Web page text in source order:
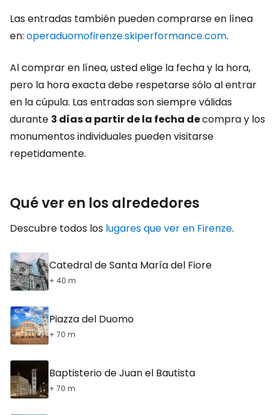
Las entradas también pueden comprarse en línea
en: operaduomofirenze.skiperformance.com.
Al comprar en línea, usted elige la fecha y la hora,
pero la hora exacta debe respetarse sólo al entrar
en la cúpula. Las entradas son siempre válidas
durante 3 días a partir de la fecha decompra y los
monumentos individuales pueden visitarse
repetidamente.
Qué ver en los alrededores
Descubre todos los lugares que ver en Firenze.
Catedral de Santa María del Fiore
+ 40 m
Piazza del Duomo
+ 70 m
Baptisterio de Juan el Bautista
+ 70 m